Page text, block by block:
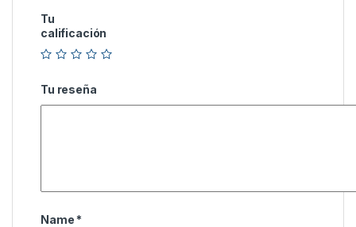
Tu
calificación
Tu reseña
Name *